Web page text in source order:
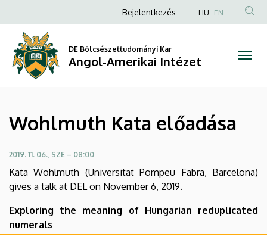
Kata
előadása
Angol-
Amerikai
Intézet
a
tartalomra
Anonim
fiók
menüje
Bejelentkezés HU EN
DE Bölcsészettudományi Kar
Angol-Amerikai Intézet
Wohlmuth Kata előadása
2019. 11. 06., SZE – 08:00
Kata Wohlmuth (Universitat Pompeu Fabra, Barcelona)
gives a talk at DEL on November 6, 2019.
Exploring the meaning of Hungarian reduplicated
numerals
Abstract: In this talk, I will discuss some novel data with